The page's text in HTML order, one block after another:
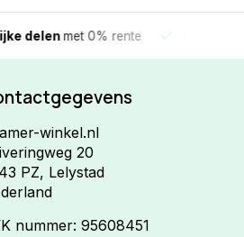
met 0% rente Vandaag
winkel.nl
20
PZ, Lelystad
nummer: 95608451